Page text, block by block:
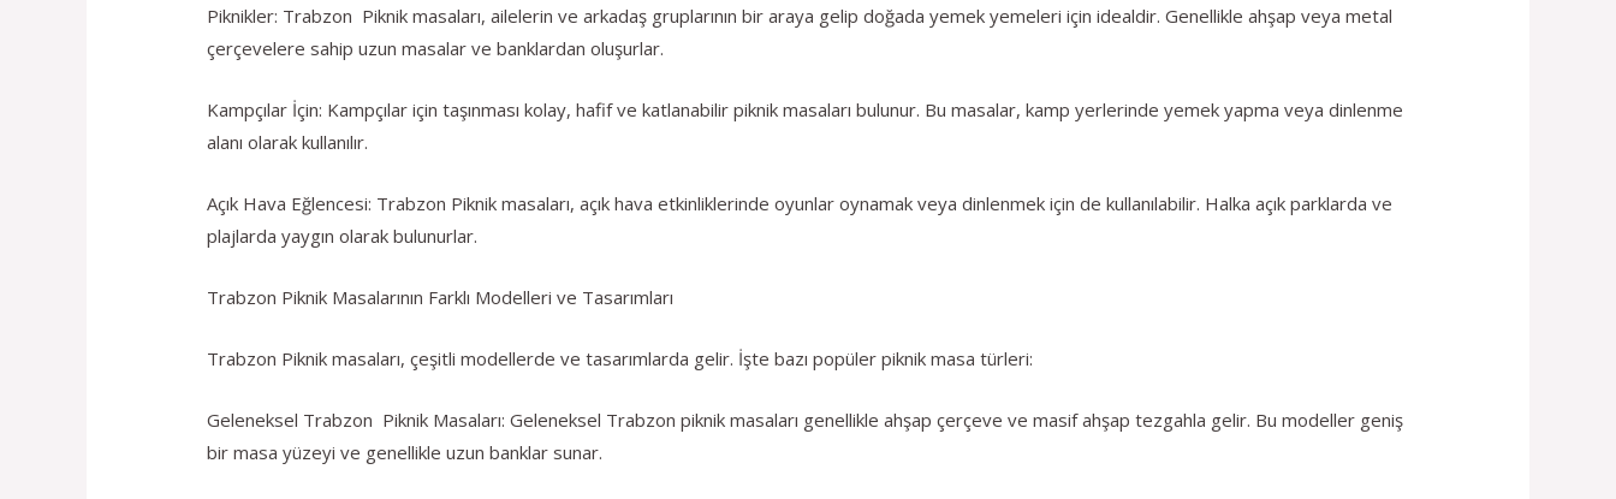
Piknikler: Trabzon Piknik masaları, ailelerin ve arkadaş gruplarının bir araya gelip doğada yemek yemeleri için idealdir. Genellikle ahşap veya metal
çerçevelere sahip uzun masalar ve banklardan oluşurlar.
Kampçılar İçin: Kampçılar için taşınması kolay, hafif ve katlanabilir piknik masaları bulunur. Bu masalar, kamp yerlerinde yemek yapma veya dinlenme
alanı olarak kullanılır.
Açık Hava Eğlencesi: Trabzon Piknik masaları, açık hava etkinliklerinde oyunlar oynamak veya dinlenmek için de kullanılabilir. Halka açık parklarda ve
plajlarda yaygın olarak bulunurlar.
Trabzon Piknik Masalarının Farklı Modelleri ve Tasarımları
Trabzon Piknik masaları, çeşitli modellerde ve tasarımlarda gelir. İşte bazı popüler piknik masa türleri:
Geleneksel Trabzon Piknik Masaları: Geleneksel Trabzon piknik masaları genellikle ahşap çerçeve ve masif ahşap tezgahla gelir. Bu modeller geniş
bir masa yüzeyi ve genellikle uzun banklar sunar.